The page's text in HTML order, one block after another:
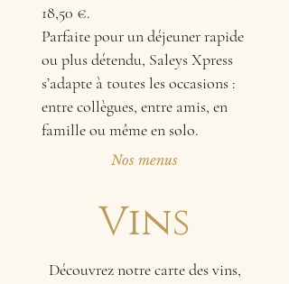
18,50 €.
Parfaite pour un déjeuner rapide
ou plus détendu, Saleys Xpress
s’adapte à toutes les occasions :
entre collègues, entre amis, en
famille ou même en solo.
Nos menus
Vins
Découvrez notre carte des vins,